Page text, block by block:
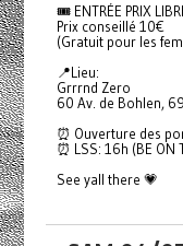
🎟️ ENTRÉE PRIX
Prix conseillé 10€
(Gratuit pour les
📍Lieu:
Grrrnd Zero
60 Av. de Bohlen,
⏰ Ouverture des
⏰ LSS: 16h (BE ON
See yall there 💗